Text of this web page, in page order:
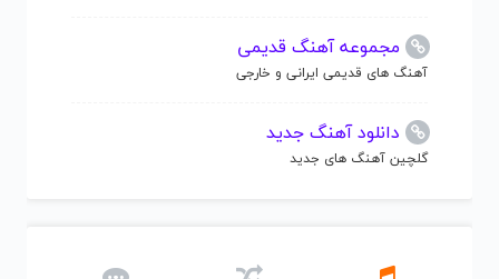
مجموعه آهنگ قدیمی
آهنگ های قدیمی ایرانی و خارجی
دانلود آهنگ جدید
گلچین آهنگ های جدید